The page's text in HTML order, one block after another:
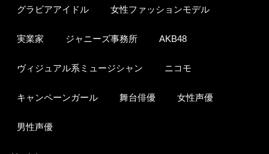
グラビアアイドル 女性ファッションモデル
実業家 ジャニーズ事務所 AKB48
ヴィジュアル系ミュージシャン ニコモ
キャンペーンガール 舞台俳優 女性声優
男性声優